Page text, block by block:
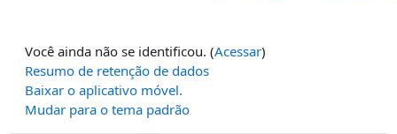
Você ainda não se identificou. (Acessar)
Resumo de retenção de dados
Baixar o aplicativo móvel.
Mudar para o tema padrão